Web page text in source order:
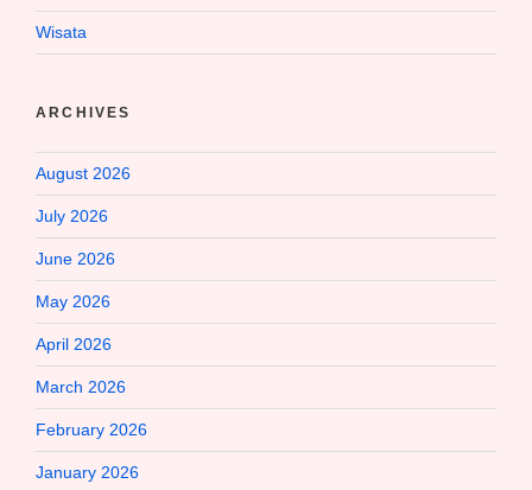
Wisata
ARCHIVES
August 2026
July 2026
June 2026
May 2026
April 2026
March 2026
February 2026
January 2026